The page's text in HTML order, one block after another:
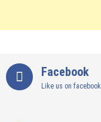
Facebook
Like us on facebook